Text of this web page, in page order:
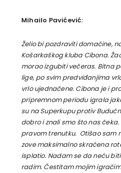
Mihailo Pavićević:
Želio bi pozdraviti domaćine,
Košarkaškog kluba Cibona.
morao izgubiti večeras. Bitna
lige, po svim predviđanjima
vrlo ujednačene. Cibona je i
pripremnom periodu igrala
su na Superkupu protiv
dobro i znali smo što nas
pravom trenutku. Otišao sam
zove maksimalno skraćena
isplatio. Nadam se da neću
radim. Čestitam mojim